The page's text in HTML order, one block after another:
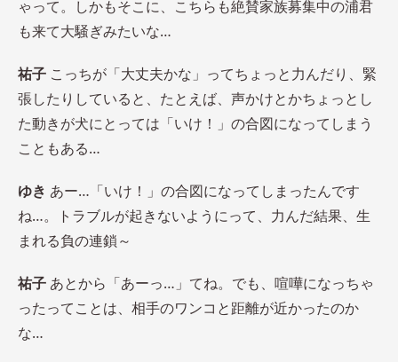
ゃって。しかもそこに、こちらも絶賛家族募集中の浦君
も来て大騒ぎみたいな…
祐子 こっちが「大丈夫かな」ってちょっと力んだり、緊
張したりしていると、たとえば、声かけとかちょっとし
た動きが犬にとっては「いけ！」の合図になってしまう
こともある…
ゆき あー…「いけ！」の合図になってしまったんです
ね…。トラブルが起きないようにって、力んだ結果、生
まれる負の連鎖～
祐子 あとから「あーっ…」てね。でも、喧嘩になっちゃ
ったってことは、相手のワンコと距離が近かったのか
な…